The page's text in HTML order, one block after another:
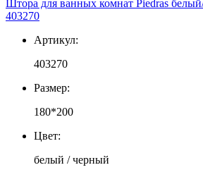
Штора для ванных комнат Piedras
403270
Артикул:
403270
Размер:
180*200
Цвет:
белый / черный